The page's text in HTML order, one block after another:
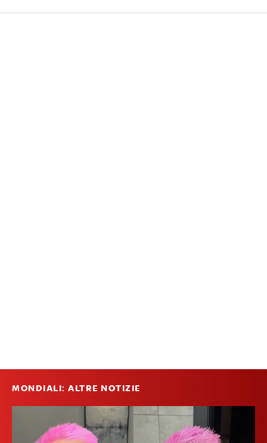
MONDIALI: ALTRE NOTIZIE